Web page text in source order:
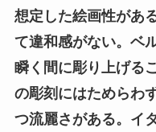
想定した絵画性があ
て違和感がない。ベ
瞬く間に彫り上げる
の彫刻にはためらわ
つ流麗さがある。イ